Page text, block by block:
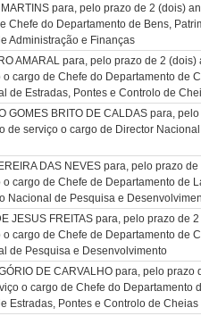
para, pelo prazo de 2 (dois)
Chefe do Departamento de Bens,
Administração e Finanças
AMARAL para, pelo prazo de 2 (dois)
cargo de Chefe do Departamento de
de Estradas, Pontes e Controlo de
GOMES BRITO DE CALDAS para,
de serviço o cargo de Director
DAS NEVES para, pelo prazo
cargo de Chefe de Departamento de
Nacional de Pesquisa e
JESUS FREITAS para, pelo prazo de
cargo de Chefe de Departamento de
de Pesquisa e Desenvolvimento
DE CARVALHO para, pelo prazo
o cargo de Chefe do Departamento
Estradas, Pontes e Controlo de Cheias